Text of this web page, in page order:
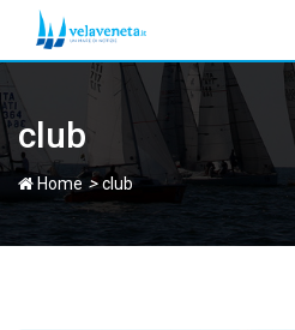
club
Home >club